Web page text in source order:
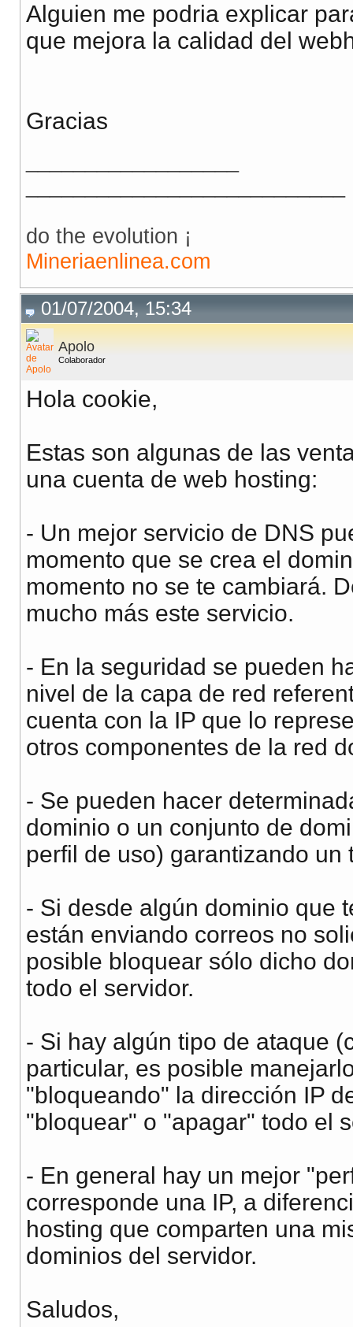
Alguien me podria explicar
que mejora la calidad del
Gracias
do the evolution ¡
Mineriaenlinea.com
01/07/2004, 15:34
Apolo
Colaborador
Hola cookie,
Estas son algunas de las
una cuenta de web hosting:
- Un mejor servicio de DNS
momento que se crea el
momento no se te cambiará.
mucho más este servicio.
- En la seguridad se pueden
nivel de la capa de red
cuenta con la IP que lo
otros componentes de la red
- Se pueden hacer
dominio o un conjunto de
perfil de uso) garantizando
- Si desde algún dominio que
están enviando correos no
posible bloquear sólo dicho
todo el servidor.
- Si hay algún tipo de ataque
particular, es posible
"bloqueando" la dirección IP
"bloquear" o "apagar" todo el
- En general hay un mejor
corresponde una IP, a
hosting que comparten una
dominios del servidor.
Saludos,